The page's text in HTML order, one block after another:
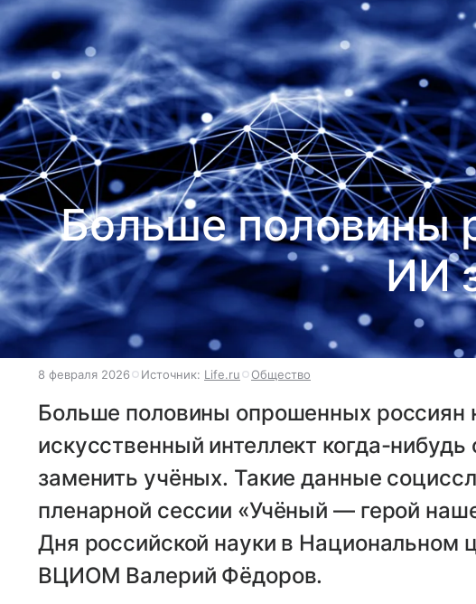
Больше половины
ИИ
8 февраля 2026 Источник: Life.ru Общество
Больше половины опрошенных россиян
искусственный интеллект когда-
заменить учёных. Такие данные
пленарной сессии «Учёный — герой
Дня российской науки в Национальном
ВЦИОМ Валерий Фёдоров.